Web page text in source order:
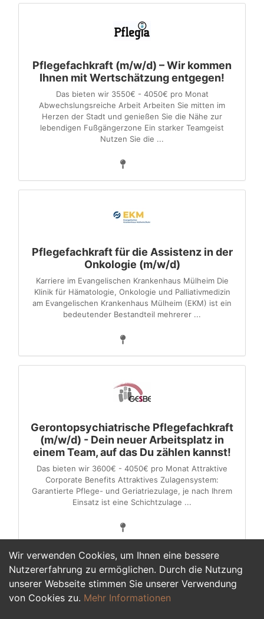
Wir verwenden Cookies, um Ihnen eine bessere
Nutzererfahrung zu ermöglichen. Durch die Nutzung
unserer Webseite stimmen Sie unserer Verwendung
von Cookies zu. Mehr Informationen
Pflegefachkraft (m/w/d) – Wir kommen
Ihnen mit Wertschätzung entgegen!
Das bieten wir 3550€ - 4050€ pro Monat
Abwechslungsreiche Arbeit Arbeiten Sie mitten im
Herzen der Stadt und genießen Sie die Nähe zur
lebendigen Fußgängerzone Ein starker Teamgeist
Nutzen Sie die ...
Pflegefachkraft für die Assistenz in der
Onkologie (m/w/d)
Karriere im Evangelischen Krankenhaus Mülheim Die
Klinik für Hämatologie, Onkologie und Palliativmedizin
am Evangelischen Krankenhaus Mülheim (EKM) ist ein
bedeutender Bestandteil mehrerer ...
Gerontopsychiatrische Pflegefachkraft
(m/w/d) - Dein neuer Arbeitsplatz in
einem Team, auf das Du zählen kannst!
Das bieten wir 3600€ - 4050€ pro Monat Attraktive
Corporate Benefits Attraktives Zulagensystem:
Garantierte Pflege- und Geriatriezulage, je nach Ihrem
Einsatz ist eine Schichtzulage ...
1 2 3 4 5 6 >